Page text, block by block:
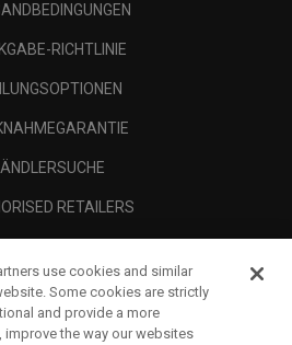
RICHTLINIE
RETAILERS
use cookies and similar
Some cookies are strictly
and provide a more
the way our websites